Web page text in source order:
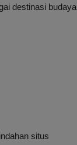
destinasi budaya
situs